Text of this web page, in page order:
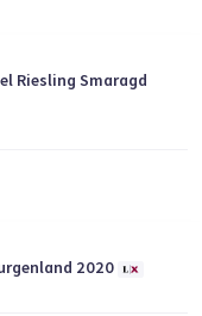
Riesling Smaragd
2020